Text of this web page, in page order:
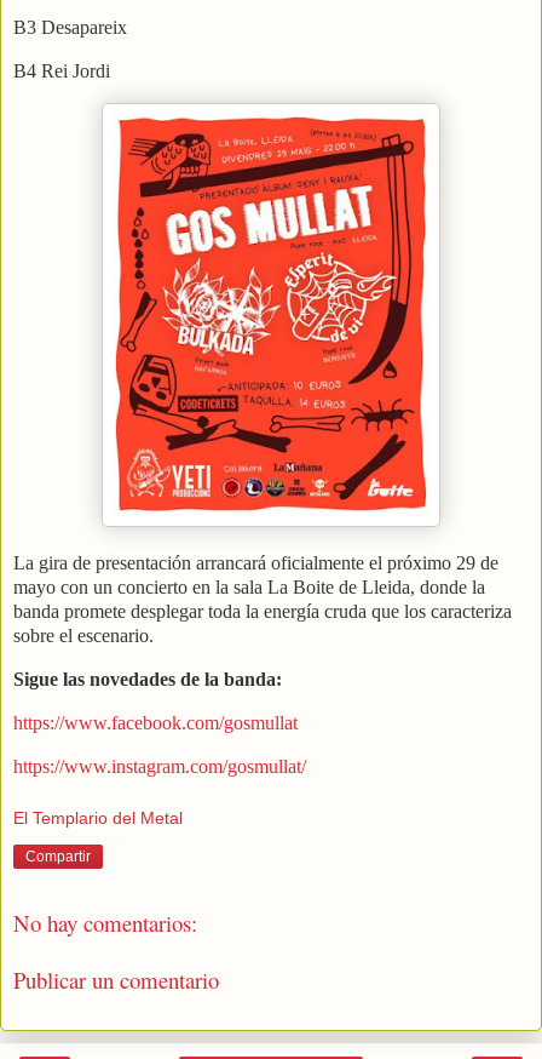
B3 Desapareix
B4 Rei Jordi
La gira de presentación arrancará oficialmente el próximo 29 de
mayo con un concierto en la sala La Boite de Lleida, donde la
banda promete desplegar toda la energía cruda que los caracteriza
sobre el escenario.
Sigue las novedades de la banda:
https://www.facebook.com/gosmullat
https://www.instagram.com/gosmullat/
El Templario del Metal
Compartir
No hay comentarios:
Publicar un comentario